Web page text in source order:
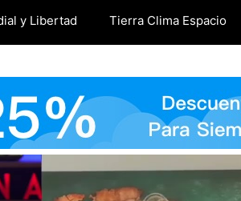
y Libertad Tierra Clima Espacio